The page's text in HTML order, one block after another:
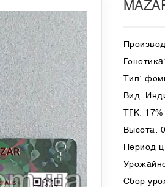
Тип:
Вид:
ТГК: 17%
Высота:
Период
Сбор